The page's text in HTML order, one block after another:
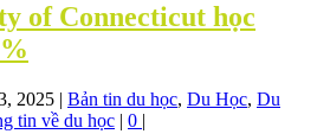
of Connecticut học
2025 | Bản tin du học, Du Học, Du
tin về du học | 0 |